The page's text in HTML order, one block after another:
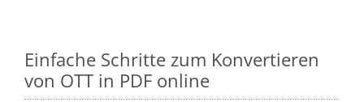
Einfache Schritte zum Konvertieren
von OTT in PDF online